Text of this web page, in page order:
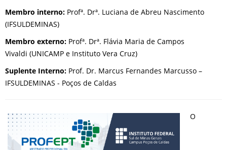
Membro interno: Profª. Drª. Luciana de Abreu Nascimento
(IFSULDEMINAS)
Membro externo: Profª. Drª. Flávia Maria de Campos
Vivaldi (UNICAMP e Instituto Vera Cruz)
Suplente Interno: Prof. Dr. Marcus Fernandes Marcusso –
IFSULDEMINAS - Poços de Caldas
O